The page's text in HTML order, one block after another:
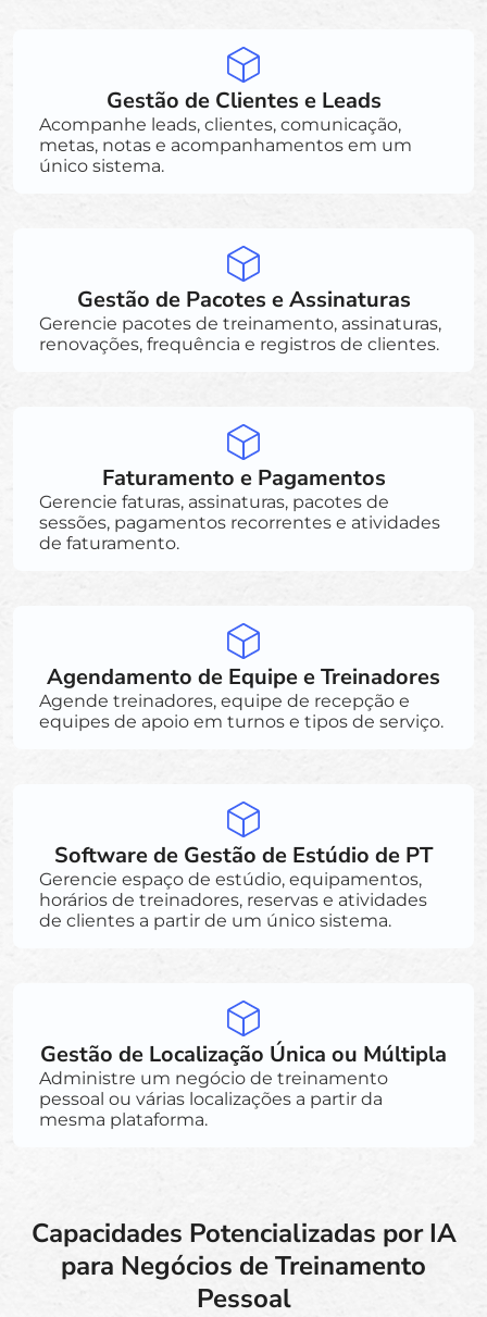
Gestão de Clientes e Leads
Acompanhe leads, clientes, comunicação,
metas, notas e acompanhamentos em um
único sistema.
Gestão de Pacotes e Assinaturas
Gerencie pacotes de treinamento, assinaturas,
renovações, frequência e registros de clientes.
Faturamento e Pagamentos
Gerencie faturas, assinaturas, pacotes de
sessões, pagamentos recorrentes e atividades
de faturamento.
Agendamento de Equipe e Treinadores
Agende treinadores, equipe de recepção e
equipes de apoio em turnos e tipos de serviço.
Software de Gestão de Estúdio de PT
Gerencie espaço de estúdio, equipamentos,
horários de treinadores, reservas e atividades
de clientes a partir de um único sistema.
Gestão de Localização Única ou Múltipla
Administre um negócio de treinamento
pessoal ou várias localizações a partir da
mesma plataforma.
Capacidades Potencializadas por IA
para Negócios de Treinamento
Pessoal